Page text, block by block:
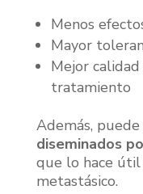
Menos
Mayor
Mejor
tratamiento
Además,
diseminados
que lo hace útil
metastásico.